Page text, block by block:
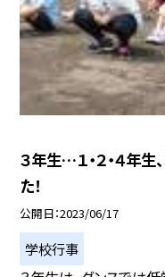
３年生…１・２・４年生
た！
公開日 2023/06/17
学校行事